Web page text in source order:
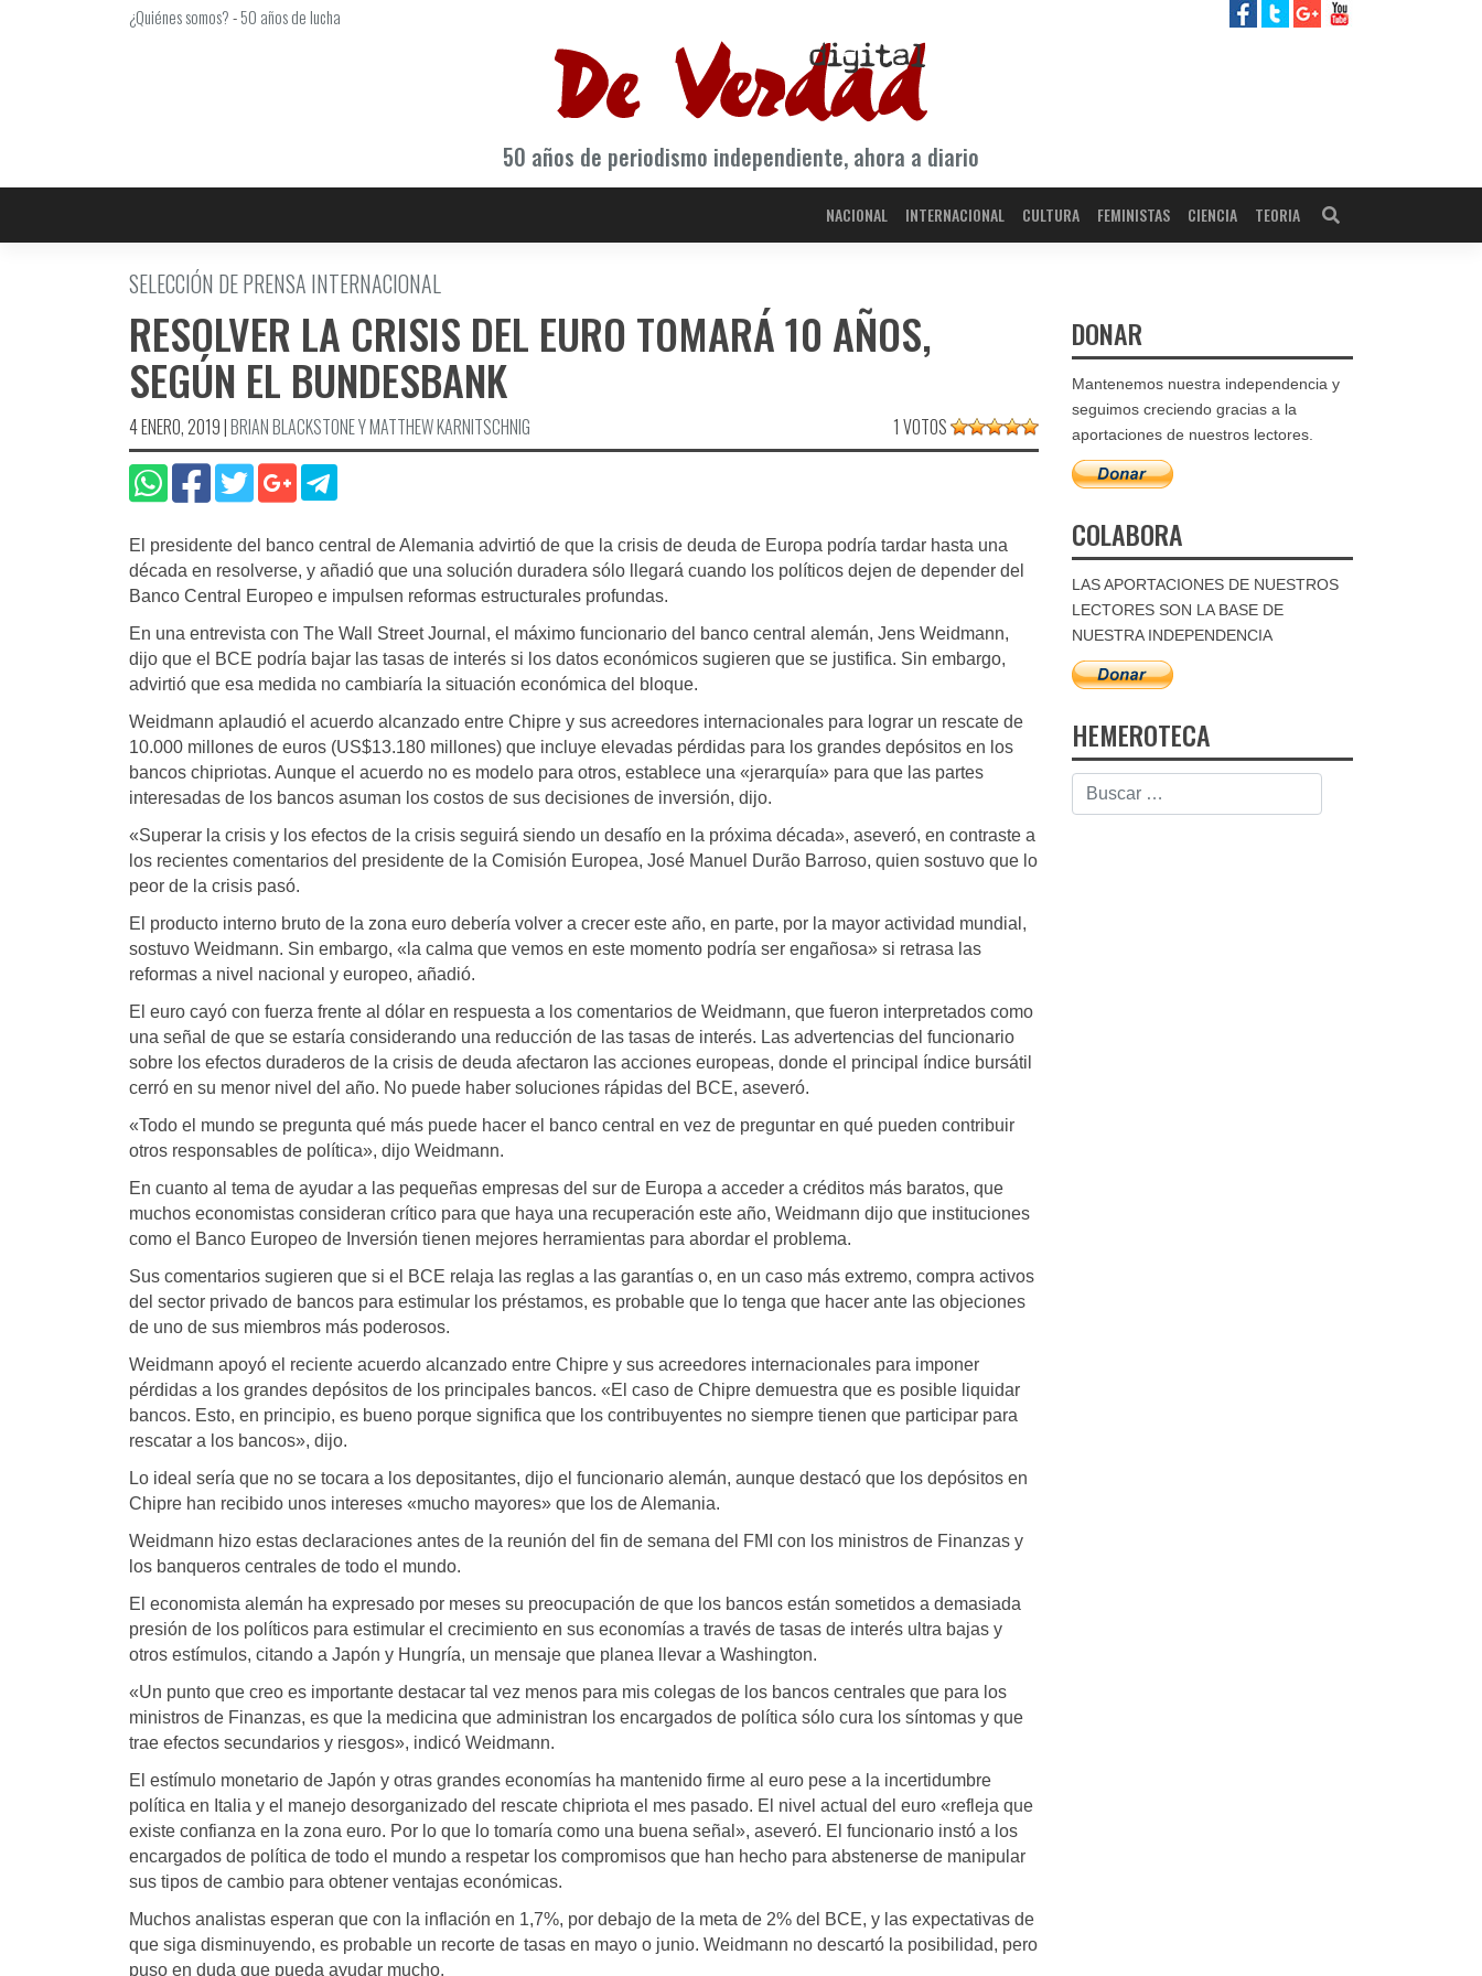
¿Quiénes somos?-50 años de lucha
50 años de periodismo independiente, ahora a diario
NACIONAL INTERNACIONAL CULTURA FEMINISTAS CIENCIA TEORIA
SELECCIÓN DE PRENSA INTERNACIONAL
RESOLVER LA CRISIS DEL EURO TOMARÁ 10 AÑOS,
SEGÚN EL BUNDESBANK
4 ENERO, 2019|BRIAN BLACKSTONE Y MATTHEW KARNITSCHNIG 1 VOTOS
El presidente del banco central de Alemania advirtió de que la crisis de deuda de Europa podría tardar hasta una
década en resolverse, y añadió que una solución duradera sólo llegará cuando los políticos dejen de depender del
Banco Central Europeo e impulsen reformas estructurales profundas.
En una entrevista con The Wall Street Journal, el máximo funcionario del banco central alemán, Jens Weidmann,
dijo que el BCE podría bajar las tasas de interés si los datos económicos sugieren que se justifica. Sin embargo,
advirtió que esa medida no cambiaría la situación económica del bloque.
Weidmann aplaudió el acuerdo alcanzado entre Chipre y sus acreedores internacionales para lograr un rescate de
10.000 millones de euros (US$13.180 millones) que incluye elevadas pérdidas para los grandes depósitos en los
bancos chipriotas. Aunque el acuerdo no es modelo para otros, establece una «jerarquía» para que las partes
interesadas de los bancos asuman los costos de sus decisiones de inversión, dijo.
«Superar la crisis y los efectos de la crisis seguirá siendo un desafío en la próxima década», aseveró, en contraste a
los recientes comentarios del presidente de la Comisión Europea, José Manuel Durão Barroso, quien sostuvo que lo
peor de la crisis pasó.
El producto interno bruto de la zona euro debería volver a crecer este año, en parte, por la mayor actividad mundial,
sostuvo Weidmann. Sin embargo, «la calma que vemos en este momento podría ser engañosa» si retrasa las
reformas a nivel nacional y europeo, añadió.
El euro cayó con fuerza frente al dólar en respuesta a los comentarios de Weidmann, que fueron interpretados como
una señal de que se estaría considerando una reducción de las tasas de interés. Las advertencias del funcionario
sobre los efectos duraderos de la crisis de deuda afectaron las acciones europeas, donde el principal índice bursátil
cerró en su menor nivel del año. No puede haber soluciones rápidas del BCE, aseveró.
«Todo el mundo se pregunta qué más puede hacer el banco central en vez de preguntar en qué pueden contribuir
otros responsables de política», dijo Weidmann.
En cuanto al tema de ayudar a las pequeñas empresas del sur de Europa a acceder a créditos más baratos, que
muchos economistas consideran crítico para que haya una recuperación este año, Weidmann dijo que instituciones
como el Banco Europeo de Inversión tienen mejores herramientas para abordar el problema.
Sus comentarios sugieren que si el BCE relaja las reglas a las garantías o, en un caso más extremo, compra activos
del sector privado de bancos para estimular los préstamos, es probable que lo tenga que hacer ante las objeciones
de uno de sus miembros más poderosos.
Weidmann apoyó el reciente acuerdo alcanzado entre Chipre y sus acreedores internacionales para imponer
pérdidas a los grandes depósitos de los principales bancos. «El caso de Chipre demuestra que es posible liquidar
bancos. Esto, en principio, es bueno porque significa que los contribuyentes no siempre tienen que participar para
rescatar a los bancos», dijo.
Lo ideal sería que no se tocara a los depositantes, dijo el funcionario alemán, aunque destacó que los depósitos en
Chipre han recibido unos intereses «mucho mayores» que los de Alemania.
Weidmann hizo estas declaraciones antes de la reunión del fin de semana del FMI con los ministros de Finanzas y
los banqueros centrales de todo el mundo.
El economista alemán ha expresado por meses su preocupación de que los bancos están sometidos a demasiada
presión de los políticos para estimular el crecimiento en sus economías a través de tasas de interés ultra bajas y
otros estímulos, citando a Japón y Hungría, un mensaje que planea llevar a Washington.
«Un punto que creo es importante destacar tal vez menos para mis colegas de los bancos centrales que para los
ministros de Finanzas, es que la medicina que administran los encargados de política sólo cura los síntomas y que
trae efectos secundarios y riesgos», indicó Weidmann.
El estímulo monetario de Japón y otras grandes economías ha mantenido firme al euro pese a la incertidumbre
política en Italia y el manejo desorganizado del rescate chipriota el mes pasado. El nivel actual del euro «refleja que
existe confianza en la zona euro. Por lo que lo tomaría como una buena señal», aseveró. El funcionario instó a los
encargados de política de todo el mundo a respetar los compromisos que han hecho para abstenerse de manipular
sus tipos de cambio para obtener ventajas económicas.
Muchos analistas esperan que con la inflación en 1,7%, por debajo de la meta de 2% del BCE, y las expectativas de
que siga disminuyendo, es probable un recorte de tasas en mayo o junio. Weidmann no descartó la posibilidad, pero
puso en duda que pueda ayudar mucho.
DONAR
Mantenemos nuestra independencia y
seguimos creciendo gracias a la
aportaciones de nuestros lectores.
COLABORA
LAS APORTACIONES DE NUESTROS
LECTORES SON LA BASE DE
NUESTRA INDEPENDENCIA
HEMEROTECA